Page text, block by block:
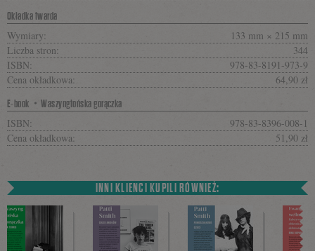
Okładka twarda
Wymiary:
133 mm × 215 mm
Liczba stron:
344
ISBN:
978-83-8191-973-9
Cena okładkowa:
64,90 zł
E-book・Waszyngtońska gorączka
ISBN:
978-83-8396-008-1
Cena okładkowa:
51,90 zł
INNI KLIENCI KUPILI RÓWNIEŻ: